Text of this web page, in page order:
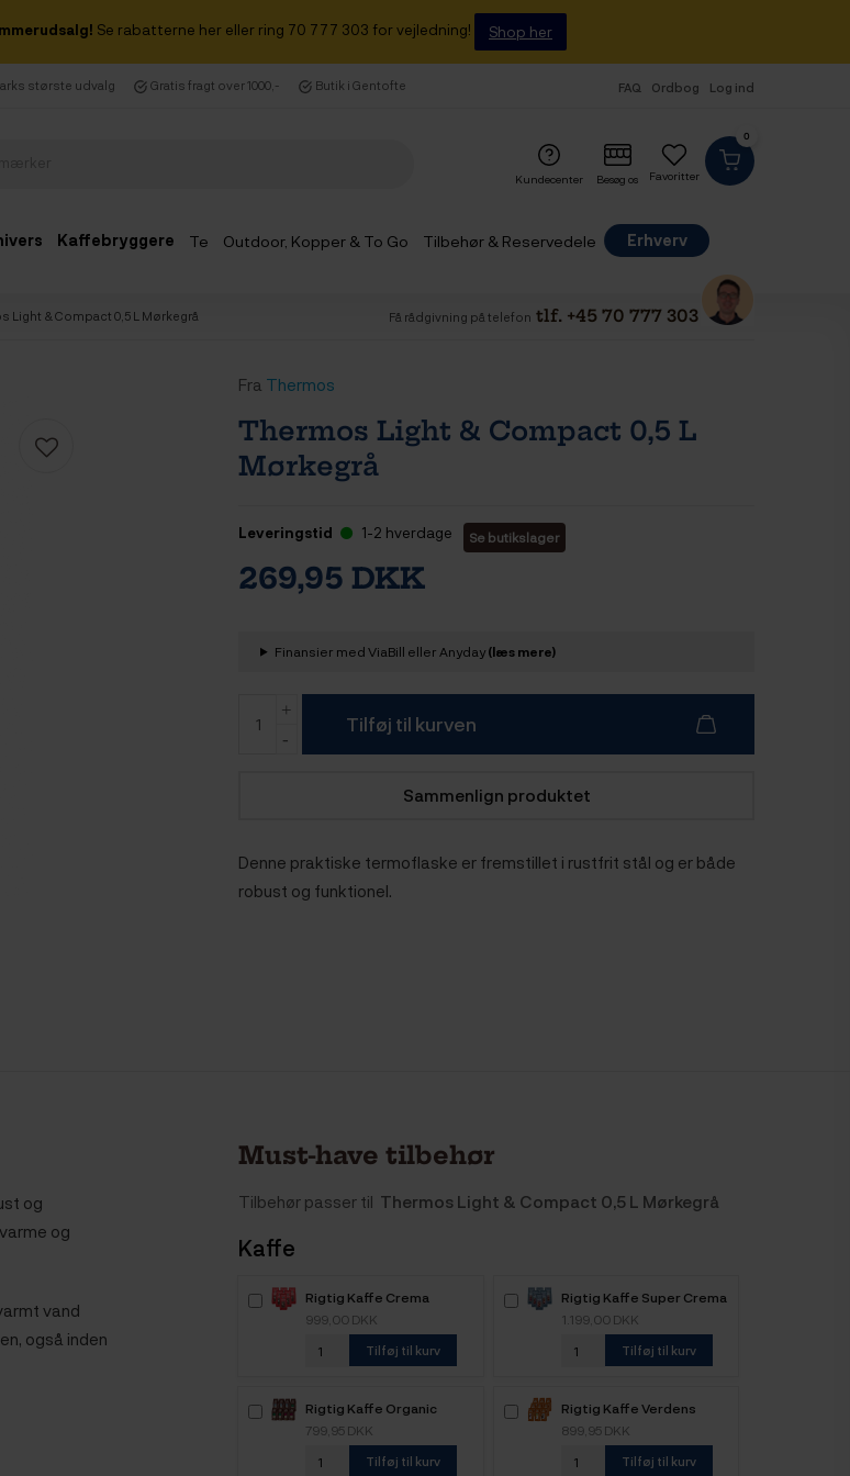
Se rabatterne her eller ring 70 777 303 for vejledning! Shop her
største udvalg Gratis fragt over 1000,- Butik i Gentofte FAQ Ordbog Log ind
0
Favoritter
Kundecenter Besøg os
Kaffebryggere Te Outdoor, Kopper & To Go Tilbehør & Reservedele
Erhverv
Light & Compact 0,5 L Mørkegrå Få rådgivning på telefon tlf. +45 70 777 303
Fra Thermos
Thermos Light & Compact 0,5 L
Mørkegrå
Leveringstid 1-2 hverdage Se butikslager
269,95 DKK
Finansier med ViaBill eller Anyday(læs mere)
Tilføj til kurven
Sammenlign produktet
Denne praktiske termoflaske er fremstillet i rustfrit stål og er både
robust og funktionel.
og
og
vand
også inden
Must-have tilbehør
Tilbehør passer til Thermos Light & Compact 0,5 L Mørkegrå
Kaffe
Rigtig Kaffe Crema
Intenso 6kg Hele
kaffebønner
999,00 DKK
Tilføj til kurv
Rigtig Kaffe Super Crema
6kg Hele kaffebønner
1.199,00 DKK
Tilføj til kurv
Rigtig Kaffe Organic
Mixpakke 4 Varianter
799,95 DKK
Tilføj til kurv
Rigtig Kaffe Verdens
Kaffe - 9x400g
899,95 DKK
Tilføj til kurv